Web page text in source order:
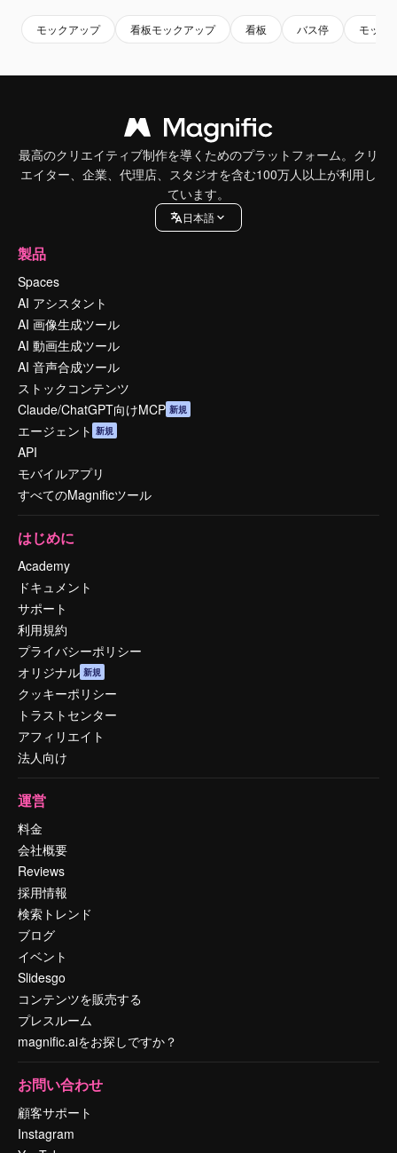
モックアップ 看板モックアップ 看板 バス停 モック
最高のクリエイティブ制作を導くためのプラットフォーム。クリ
エイター、企業、代理店、スタジオを含む100万人以上が利用し
ています。
日本語
製品
Spaces
AI アシスタント
AI 画像生成ツール
AI 動画生成ツール
AI 音声合成ツール
ストックコンテンツ
Claude/ChatGPT向けMCP 新規
エージェント 新規
API
モバイルアプリ
すべてのMagnificツール
はじめに
Academy
ドキュメント
サポート
利用規約
プライバシーポリシー
オリジナル 新規
クッキーポリシー
トラストセンター
アフィリエイト
法人向け
運営
料金
会社概要
Reviews
採用情報
検索トレンド
ブログ
イベント
Slidesgo
コンテンツを販売する
プレスルーム
magnific.aiをお探しですか？
お問い合わせ
顧客サポート
Instagram